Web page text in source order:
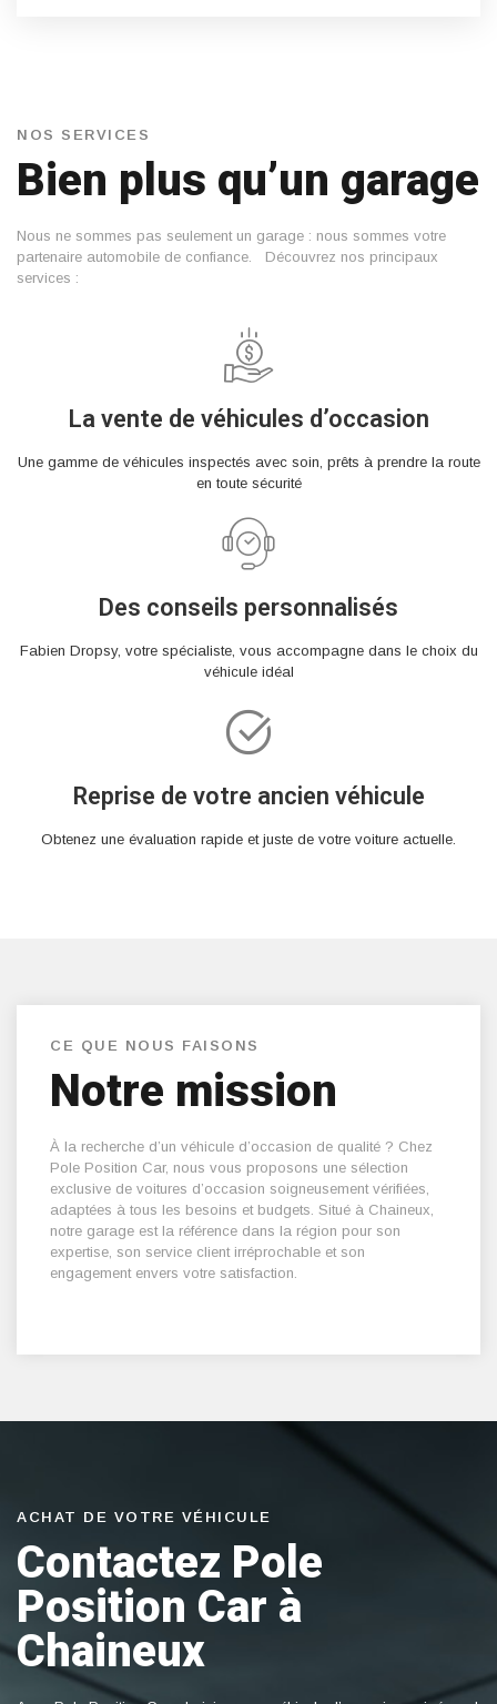
NOS SERVICES
Bien plus qu’un garage
Nous ne sommes pas seulement un garage : nous sommes votre
partenaire automobile de confiance. Découvrez nos principaux
services :
La vente de véhicules d’occasion
Une gamme de véhicules inspectés avec soin, prêts à prendre la route
en toute sécurité
Des conseils personnalisés
Fabien Dropsy, votre spécialiste, vous accompagne dans le choix du
véhicule idéal
Reprise de votre ancien véhicule
Obtenez une évaluation rapide et juste de votre voiture actuelle.
CE QUE NOUS FAISONS
Notre mission
À la recherche d’un véhicule d’occasion de qualité ? Chez
Pole Position Car, nous vous proposons une sélection
exclusive de voitures d’occasion soigneusement vérifiées,
adaptées à tous les besoins et budgets. Situé à Chaineux,
notre garage est la référence dans la région pour son
expertise, son service client irréprochable et son
engagement envers votre satisfaction.
ACHAT DE VOTRE VÉHICULE
Contactez Pole
Position Car à
Chaineux